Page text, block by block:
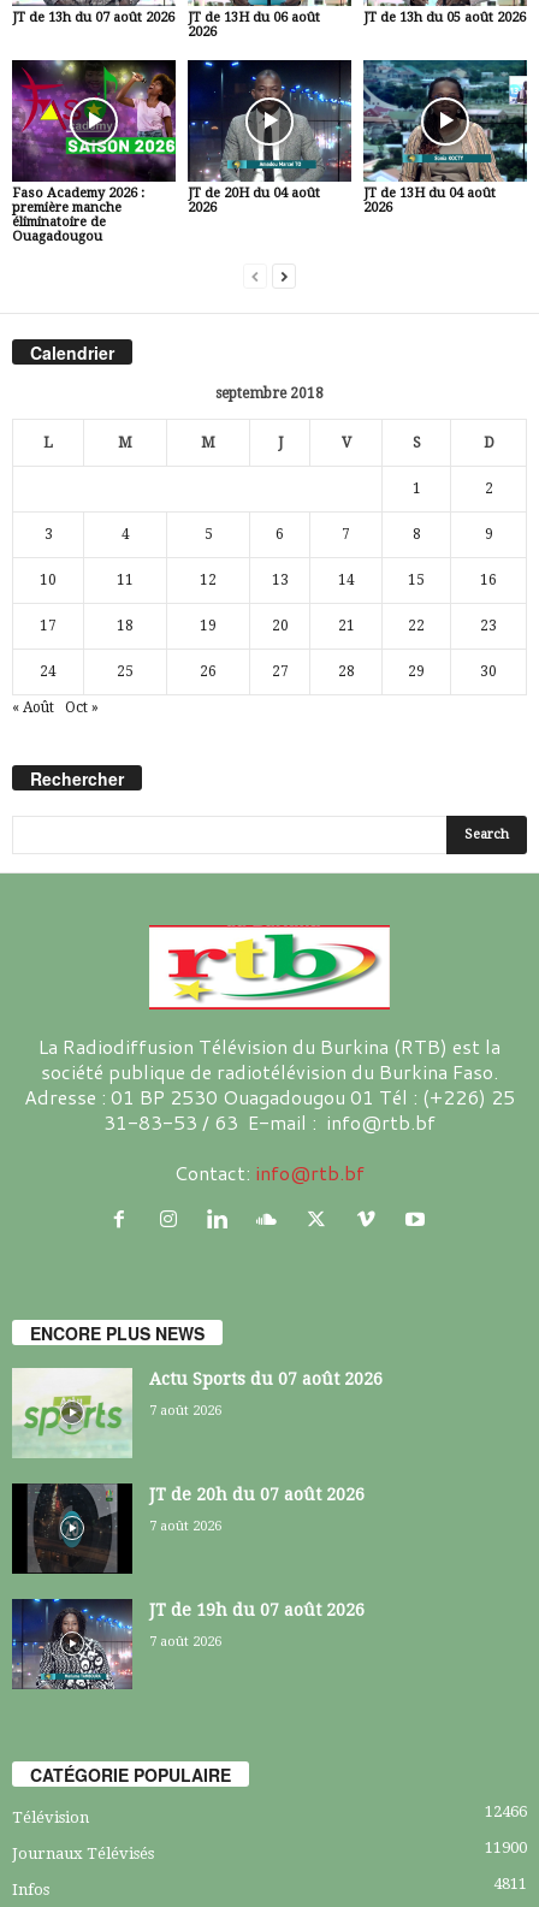
JT de 13h du 07 août 2026
JT de 13H du 06 août
2026
JT de 13h du 05 août 2026
Faso Academy 2026 :
première manche
éliminatoire de
Ouagadougou
JT de 20H du 04 août
2026
JT de 13H du 04 août
2026
Calendrier
septembre 2018
L M M J V S D
1 2
3 4 5 6 7 8 9
10 11 12 13 14 15 16
17 18 19 20 21 22 23
24 25 26 27 28 29 30
« Août Oct »
Rechercher
La Radiodiffusion Télévision du Burkina (RTB) est la
société publique de radiotélévision du Burkina Faso.
Adresse : 01 BP 2530 Ouagadougou 01 Tél : (+226) 25
31-83-53 / 63 E-mail : info@rtb.bf
Contact: info@rtb.bf
ENCORE PLUS NEWS
Actu Sports du 07 août 2026
7 août 2026
JT de 20h du 07 août 2026
7 août 2026
JT de 19h du 07 août 2026
7 août 2026
CATÉGORIE POPULAIRE
Télévision 12466
Journaux Télévisés 11900
Infos 4811